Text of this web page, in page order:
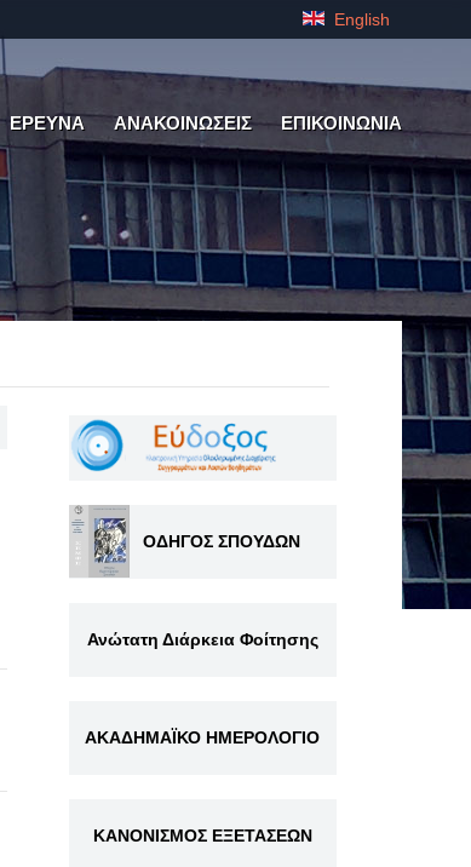
English
ΕΡΕΥΝΑ ΑΝΑΚΟΙΝΩΣΕΙΣ ΕΠΙΚΟΙΝΩΝΙΑ
ΟΔΗΓΟΣ ΣΠΟΥΔΩΝ
Ανώτατη Διάρκεια Φοίτησης
ΑΚΑΔΗΜΑΪΚΟ ΗΜΕΡΟΛΟΓΙΟ
ΚΑΝΟΝΙΣΜΟΣ ΕΞΕΤΑΣΕΩΝ